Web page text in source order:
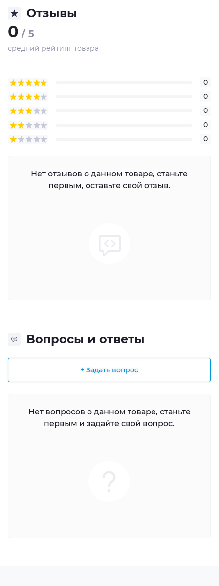
Отзывы
0 / 5
средний рейтинг товара
0
0
0
0
0
Нет отзывов о данном товаре, станьте
первым, оставьте свой отзыв.
Вопросы и ответы
+ Задать вопрос
Нет вопросов о данном товаре, станьте
первым и задайте свой вопрос.